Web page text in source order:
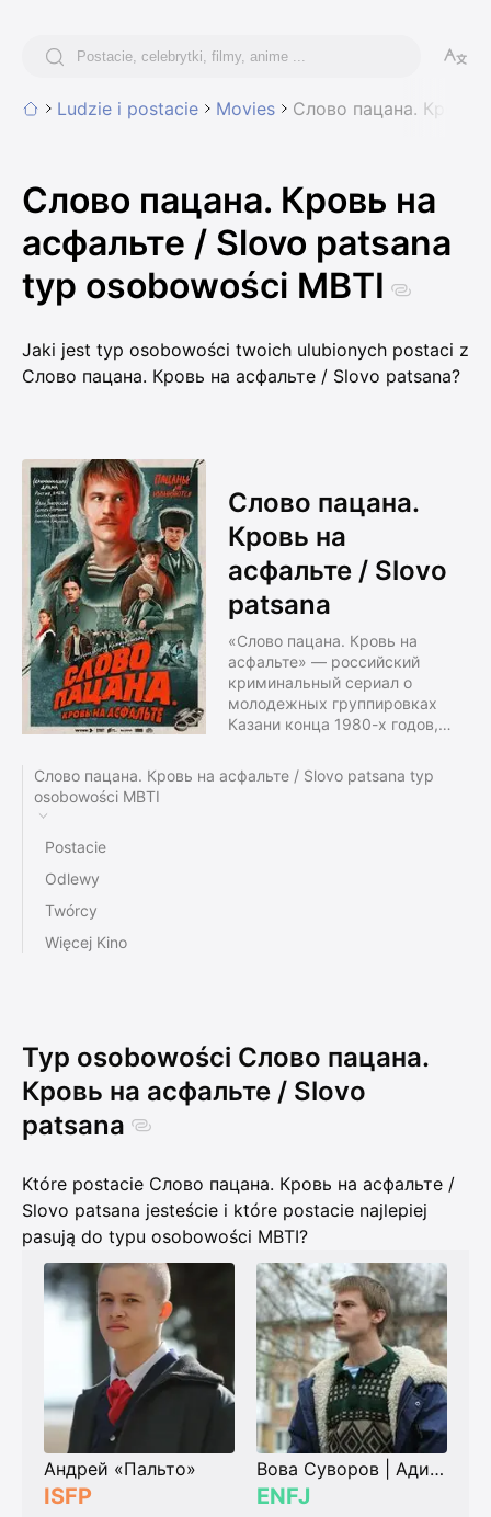
Ludzie i postacie Movies Слово пацана. Кровь
Слово пацана. Кровь на
асфальте / Slovo patsana
typ osobowości MBTI
Jaki jest typ osobowości twoich ulubionych postaci z
Слово пацана. Кровь на асфальте / Slovo patsana?
Слово пацана.
Кровь на
асфальте / Slovo
patsana
«Слово пацана. Кровь на
асфальте» — российский
криминальный сериал о
молодежных группировках
Казани конца 1980-х годов,
Крыжовниковым.
“The guy’s word. Blood on the
Слово пацана. Кровь на асфальте / Slovo patsana typ
osobowości MBTI
Postacie
Odlewy
Twórcy
Więcej Kino
Typ osobowości Слово пацана.
Кровь на асфальте / Slovo
patsana
Które postacie Слово пацана. Кровь на асфальте /
Slovo patsana jesteście i które postacie najlepiej
pasują do typu osobowości MBTI?
Андрей «Пальто»
ISFP
Вова Суворов | Адидас старший
ENFJ